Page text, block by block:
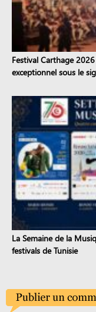
Festival Carthage
exceptionnel sous le
La Semaine de la
festivals de Tunisie